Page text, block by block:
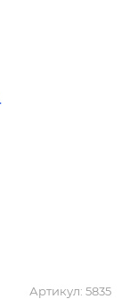
Артикул: 5835